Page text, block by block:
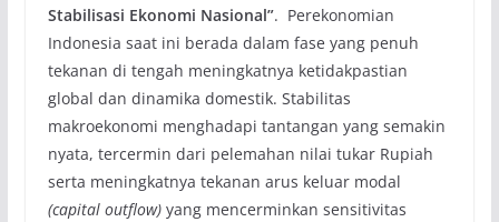
Stabilisasi Ekonomi Nasional”. Perekonomian
Indonesia saat ini berada dalam fase yang penuh
tekanan di tengah meningkatnya ketidakpastian
global dan dinamika domestik. Stabilitas
makroekonomi menghadapi tantangan yang semakin
nyata, tercermin dari pelemahan nilai tukar Rupiah
serta meningkatnya tekanan arus keluar modal
(capital outflow)yang mencerminkan sensitivitas